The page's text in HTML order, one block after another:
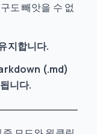
도 빼앗을 수 없
지합니다.
(.md)
니다.